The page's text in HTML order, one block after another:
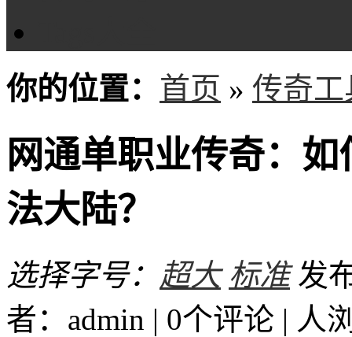
你的位置： 首页 » 传奇工
网通单职业传奇：
法大陆？
选择字号： 超大 标准 发
者：admin | 0个评论 | 人